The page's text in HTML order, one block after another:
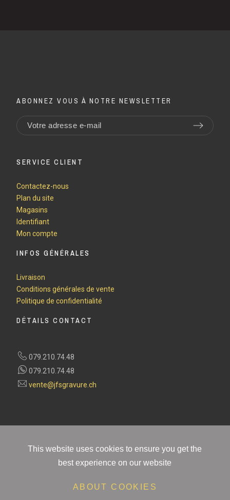
ABONNEZ VOUS À NOTRE NEWSLETTER
SERVICE CLIENT
Contactez-nous
Plan du site
Magasins
Identifiant
Mon compte
INFOS GÉNÉRALES
Livraison
Conditions générales de vente
Politique de confidentialité
DÉTAILS CONTACT
079.210.74.48
079.210.74.48
vente@jfsgravure.ch
PAIEMENT 100% SÉCURISÉ ET FIABLE
This website uses cookies to ensure you get the
best experience on our website
ABOUT COOKIES